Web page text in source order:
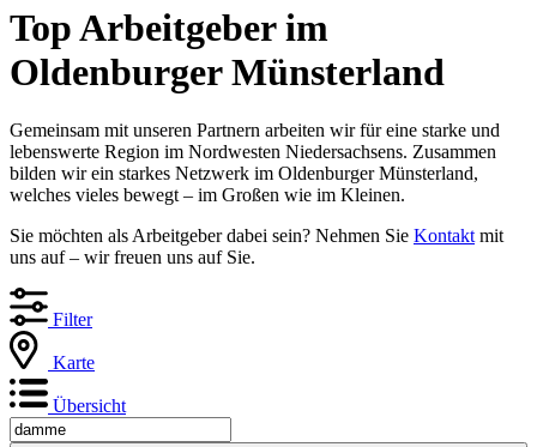
Top Arbeitgeber im
Oldenburger Münsterland
Gemeinsam mit unseren Partnern arbeiten wir für eine starke und
lebenswerte Region im Nordwesten Niedersachsens. Zusammen
bilden wir ein starkes Netzwerk im Oldenburger Münsterland,
welches vieles bewegt – im Großen wie im Kleinen.
Sie möchten als Arbeitgeber dabei sein? Nehmen Sie Kontakt mit
uns auf – wir freuen uns auf Sie.
Filter
Karte
Übersicht